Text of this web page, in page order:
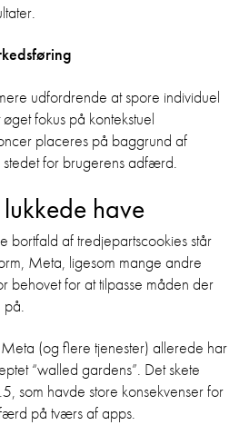
udfordrende at spore individuel
fokus på kontekstuel
placeres på baggrund af
for brugerens adfærd.
have
bortfald af tredjepartscookies står
Meta, ligesom mange andre
behovet for at tilpasse måden der
på.
Meta (og flere tjenester) allerede har
“walled gardens”. Det skete
som havde store konsekvenser for
på tværs af apps.